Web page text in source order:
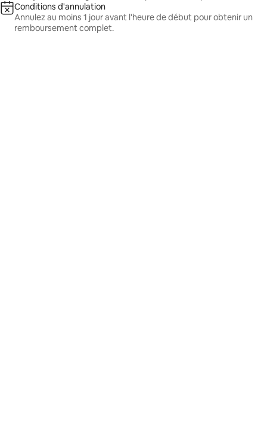
Conditions d'annulation
Annulez au moins 1 jour avant l'heure de début pour obtenir un
remboursement complet.